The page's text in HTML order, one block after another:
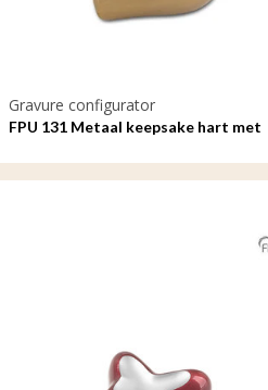
Gravure configurator
FPU 131 Metaal keepsake hart met